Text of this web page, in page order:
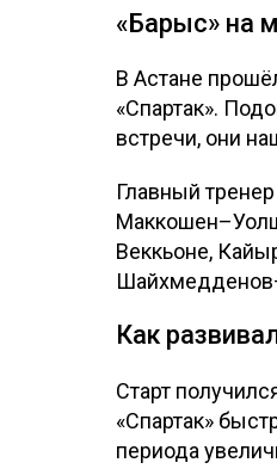
«Барыс» на
В Астане
«Спартак».
встречи, они
Главный
Веккьоне,
Как
Старт
«Спартак»
периода